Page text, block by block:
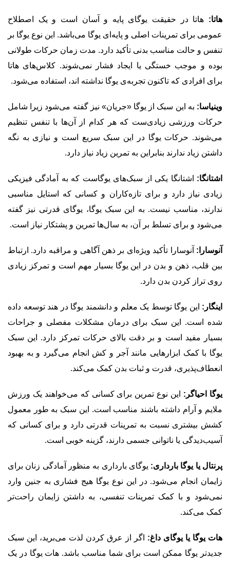
هاتا: هاتا در حقیقت یوگای پایه و آسان است و یک اصطلاح
عمومی برای تمرینات اصلی و پایه‌ای یوگا می‌باشد. این نوع یوگا بر
تنفس و حالت مناسب بدنی تأکید دارد. مدت زمان حرکات طولانی
بوده و موجب خستگی یا ایجاد فشار نمی‌شوند. کلاس‌های هاتا
برای افرادی که تاکنون تجربه‌ی یوگا نداشته اند، استفاده می‌شود.
وینیاسا: به این سبک از یوگا «جریان» نیز گفته می‌شود زیرا شامل
حرکات ورزشی زیادی‌ست که هر کدام از آن‌ها با تنفس تنظیم
می‌شوند. حرکات یوگا در این سبک سریع است و نیازی به نگه
داشتن زیاد ندارند بنابراین به تمرین زیاد نیاز دارد.
اشتانگا: اشتانگا یکی از سبک‌های یوگاست که به آمادگی فیزیکی
زیادی نیاز دارد و برای تازه‌کاران و کسانی که استایل مناسبی
ندارند، مناسب نیست. به این سبک یوگا، یوگای قدرتی نیز گفته
می‌شود و برای تسلط بر آن، به سال‌ها تمرین و پشتکار نیاز است.
آنوسارا: آنوسارا تأکید ویژه‌ای بر ذهن آگاهی و مراقبه دارد. ارتباط
بین قلب، ذهن و بدن در این یوگا بسیار مهم است و تمرکز زیادی
روی تراز کردن بدن دارد.
اینگار: این یوگا توسط یک معلم و دانشمند یوگا در هند توسعه داده
شده است. این سبک برای درمان مشکلات مفصلی و جراحات
بسیار مفید است و بر دقت بالای حرکات تمرکز دارد. این سبک
یوگا با کمک ابزارهایی مانند آجر و کش انجام می‌گیرد و به بهبود
انعطاف‌پذیری، قدرت و ثبات بدن کمک می‌کند.
یوگا احیاگر: این نوع تمرین برای کسانی که می‌خواهند یک ورزش
ملایم و آرام داشته باشند مناسب است. این سبک به طور معمول
کشش بیشتری نسبت به تمرینات قدرتی دارد و برای کسانی که
آسیب‌دیدگی یا ناتوانی جسمی دارند، گزینه خوبی است.
پرنتال یا یوگا بارداری: یوگای بارداری به منظور آمادگی زنان برای
زایمان انجام می‌شود. در این نوع یوگا هیج فشاری به جنین وارد
نمی‌شود و با کمک تمرینات تنفسی، به داشتن زایمان راحت‌تر
کمک می‌کند.
هات یوگا یا یوگای داغ: اگر از عرق کردن لذت می‌برید، این سبک
جدیدتر یوگا ممکن است برای شما مناسب باشد. هات یوگا در یک